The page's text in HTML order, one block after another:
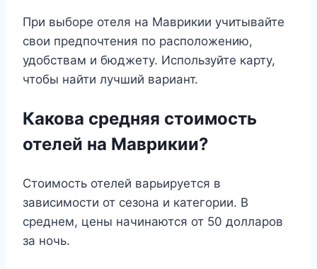
При выборе отеля на Маврикии учитывайте
свои предпочтения по расположению,
удобствам и бюджету. Используйте карту,
чтобы найти лучший вариант.
Какова средняя стоимость
отелей на Маврикии?
Стоимость отелей варьируется в
зависимости от сезона и категории. В
среднем, цены начинаются от 50 долларов
за ночь.